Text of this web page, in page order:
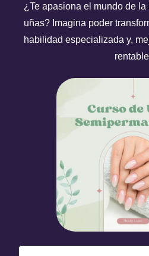
¿Te apasiona el mundo de
uñas? Imagina poder
habilidad especializada y,